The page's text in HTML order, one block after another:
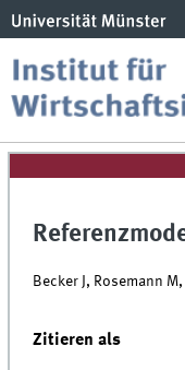
Becker J, Rosemann
Zitieren als